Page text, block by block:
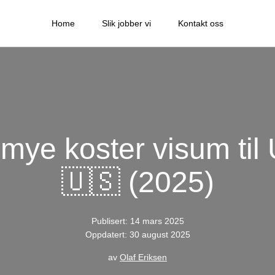
Home Slik jobber vi Kontakt oss
koster visum til
🇺🇸 (2025)
Publisert: 14 mars 2025
Oppdatert: 30 august 2025
av Olaf Eriksen